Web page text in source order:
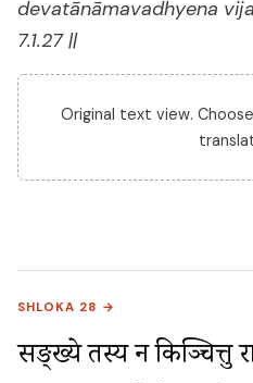
devatānāmavadhyena
7.1.27 ||
Original text view.
SHLOKA 28 →
सङ्ख्ये तस्य न किञ्चित्तु